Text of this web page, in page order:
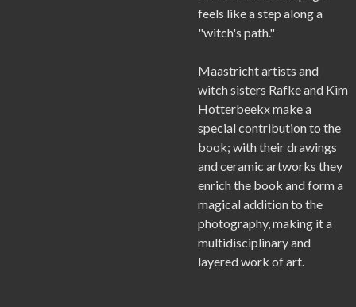
feels like a step along a
"witch's path."
Maastricht artists and
witch sisters Rafke and Kim
Hotterbeekx make a
special contribution to the
book; with their drawings
and ceramic artworks they
enrich the book and form a
magical addition to the
photography, making it a
multidisciplinary and
layered work of art.